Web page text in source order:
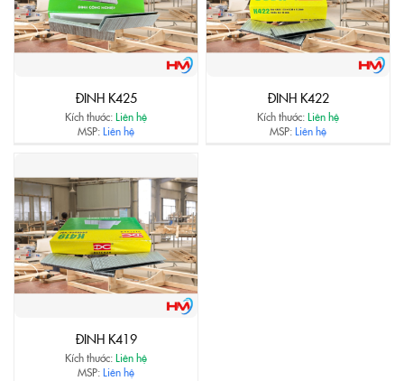
ĐINH K425
Kích thước:Liên hệ
MSP:Liên hệ
ĐINH K422
Kích thước:Liên hệ
MSP:Liên hệ
ĐINH K419
Kích thước:Liên hệ
MSP:Liên hệ